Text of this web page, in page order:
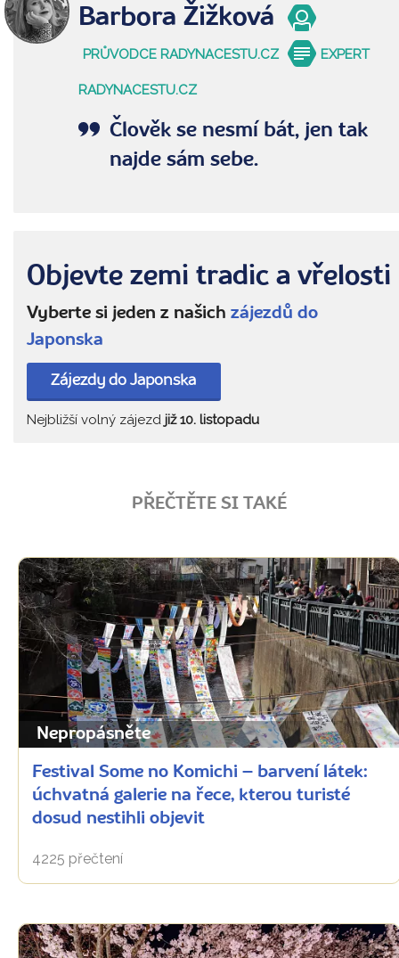
Barbora Žižková
PRŮVODCE RADYNACESTU.CZ EXPERT
RADYNACESTU.CZ
Člověk se nesmí bát, jen tak
najde sám sebe.
Objevte zemi tradic a vřelosti
Vyberte si jeden z našich zájezdů do
Japonska
Zájezdy do Japonska
Nejbližší volný zájezd již 10. listopadu
PŘEČTĚTE SI TAKÉ
Nepropásněte
Festival Some no Komichi – barvení látek:
úchvatná galerie na řece, kterou turisté
dosud nestihli objevit
4225 přečtení